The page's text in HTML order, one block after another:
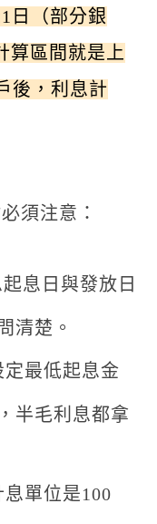
日（部分銀
算區間就是上
後，利息計
須注意：
息日與發放日
清楚。
最低起息金
半毛利息都拿
單位是100